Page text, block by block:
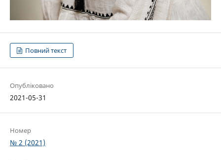
Повний текст
Опубліковано
2021-05-31
Номер
№ 2 (2021)